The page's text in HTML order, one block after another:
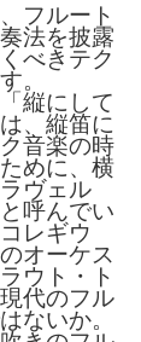
フルート
法を披露
べきテク
。
縦にして
、縦笛に
音楽の時
めに、横
ヴェル
呼んでい
レギウ
オーケス
ウト・ト
代のフル
ないか。